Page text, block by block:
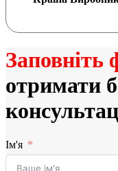
Заповніть
отримати
Ім'я